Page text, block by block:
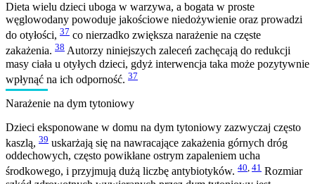
Dieta wielu dzieci uboga w warzywa, a bogata w proste
węglowodany powoduje jakościowe niedożywienie oraz prowadzi
do otyłości, 37 co nierzadko zwiększa narażenie na częste
zakażenia. 38 Autorzy niniejszych zaleceń zachęcają do redukcji
masy ciała u otyłych dzieci, gdyż interwencja taka może pozytywnie
wpłynąć na ich odporność. 37
Narażenie na dym tytoniowy
Dzieci eksponowane w domu na dym tytoniowy zazwyczaj często
kaszlą, 39 uskarżają się na nawracające zakażenia górnych dróg
oddechowych, często powikłane ostrym zapaleniem ucha
środkowego, i przyjmują dużą liczbę antybiotyków. 40, 41 Rozmiar